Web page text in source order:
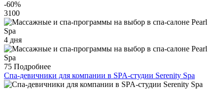
-60%
3100
4 дня
75 Подробнее
Спа-девичники для компании в SPA-студии Serenity Spa